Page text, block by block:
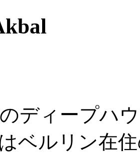
ディープハ
ベルリン在